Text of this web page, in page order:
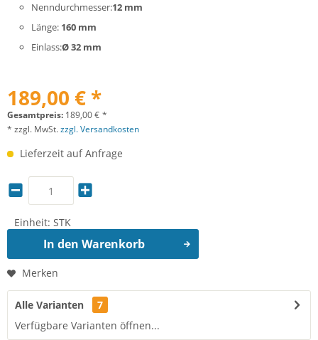
Nenndurchmesser:12 mm
Länge: 160 mm
Einlass:Ø 32 mm
189,00 € *
Gesamtpreis: 189,00€ *
* zzgl. MwSt.zzgl. Versandkosten
Lieferzeit auf Anfrage
Einheit: STK
In den Warenkorb
Merken
Alle Varianten
7
Verfügbare Varianten öffnen...